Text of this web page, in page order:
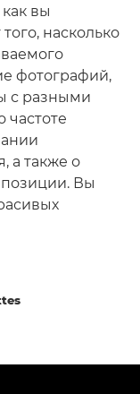
вы
насколько
фотографий,
с разными
частоте
а также о
Вы